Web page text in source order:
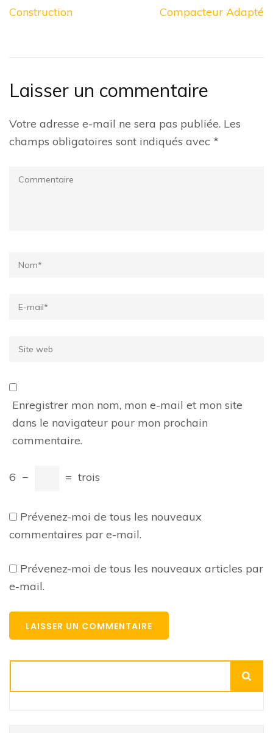
l’article
Construction
Compacteur Adapté
Laisser un commentaire
Votre adresse e-mail ne sera pas publiée. Les
champs obligatoires sont indiqués avec *
Commentaire
Name*
Email*
Site
Enregistrer mon nom, mon e-mail et mon site
dans le navigateur pour mon prochain
commentaire.
6 − = trois
Prévenez-moi de tous les nouveaux
commentaires par e-mail.
Prévenez-moi de tous les nouveaux articles par
e-mail.